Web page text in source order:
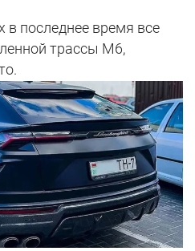
последнее время все
трассы М6,